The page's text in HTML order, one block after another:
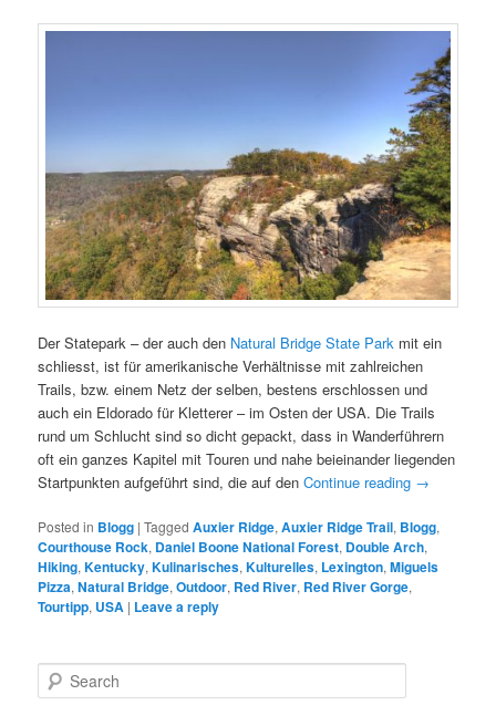
Der Statepark – der auch den Natural Bridge State Park mit ein
schliesst, ist für amerikanische Verhältnisse mit zahlreichen
Trails, bzw. einem Netz der selben, bestens erschlossen und
auch ein Eldorado für Kletterer – im Osten der USA. Die Trails
rund um Schlucht sind so dicht gepackt, dass in Wanderführern
oft ein ganzes Kapitel mit Touren und nahe beieinander liegenden
Startpunkten aufgeführt sind, die auf denContinue reading →
Posted in Blogg |Tagged Auxier Ridge,Auxier Ridge Trail, Blogg,
Courthouse Rock, Daniel Boone National Forest, Double Arch,
Hiking,Kentucky,Kulinarisches,Kulturelles, Lexington,Miguels
Pizza,Natural Bridge,Outdoor, Red River, Red River Gorge,
Tourtipp, USA | Leave a reply
e